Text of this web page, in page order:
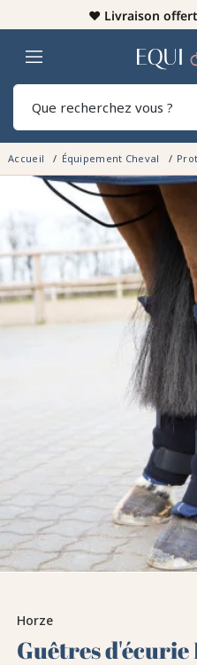
♥️ Livraison
Home
Accueil Équipement Cheval
Horze
Guêtres d'écurie